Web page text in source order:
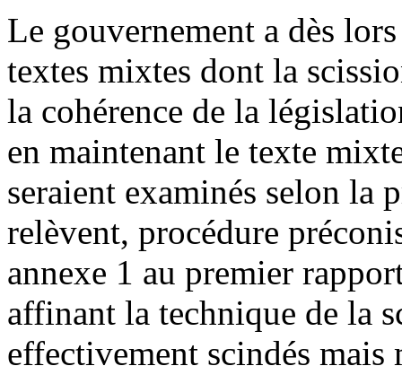
Le gouvernement a dès
textes mixtes dont la
la cohérence de la
en maintenant le texte
seraient examinés selon la
relèvent, procédure
annexe 1 au premier
affinant la technique de la
effectivement scindés